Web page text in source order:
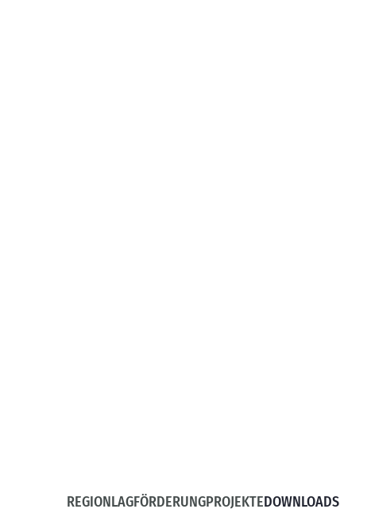
REGIONLAGFÖRDERUNGPROJEKTEDOWNLOADS